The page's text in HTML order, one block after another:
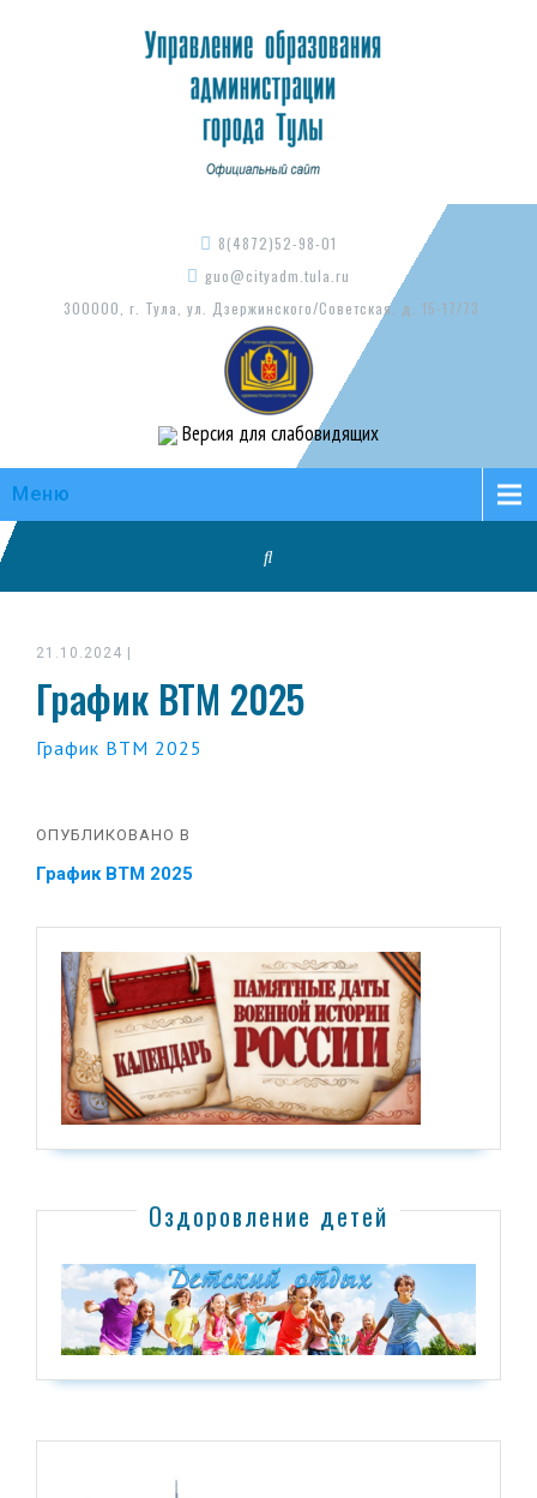
8(4872)52-98-01
guo@cityadm.tula.ru
300000, г. Тула, ул. Дзержинского/Советская, д. 15-17/73
Версия для слабовидящих
Меню
21.10.2024
График ВТМ 2025
График ВТМ 2025
ОПУБЛИКОВАНО В
График ВТМ 2025
Оздоровление детей